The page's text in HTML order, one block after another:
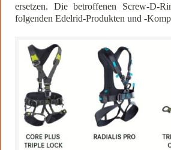
ersetzen. Die betroffenen Screw-D-
folgenden Edelrid-Produkten und -